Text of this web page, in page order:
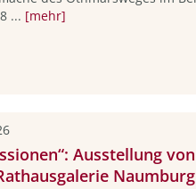
... [mehr]
Ausstellung
Naumburg